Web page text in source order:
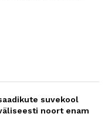
suvekool
noort enam